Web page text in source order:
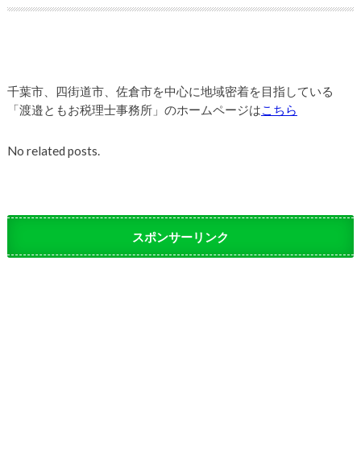
千葉市、四街道市、佐倉市を中心に地域密着を目指している
「渡邉ともお税理士事務所」のホームページはこちら
No related posts.
スポンサーリンク